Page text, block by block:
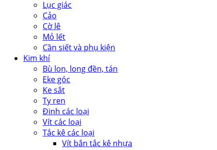
Lục giác
Cảo
Cờ lê
Mỏ lết
Cần siết và phụ kiện
Kim khí
Bù lon, long đền, tán
Eke góc
Ke sắt
Ty ren
Đinh các loại
Vít các loại
Tắc kê các loại
Vít bắn tắc kê nhựa